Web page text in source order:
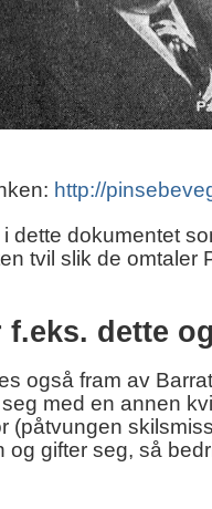
http://
dette dokumentet
tvil slik de omtaler
f.eks. dette
også fram av
med en annen
(påtvungen
og gifter seg, så